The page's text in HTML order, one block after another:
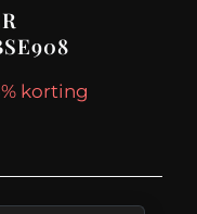
korting